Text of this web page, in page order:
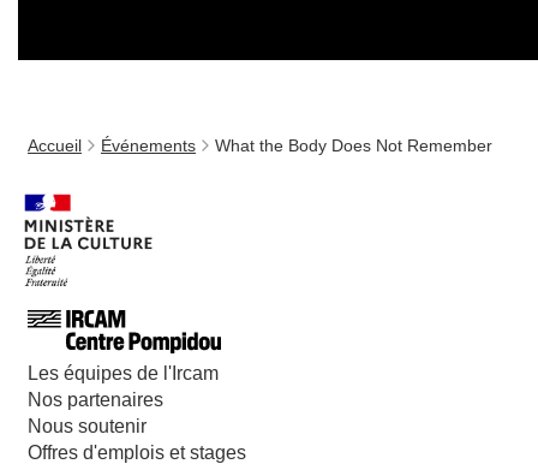
Accueil Événements What the Body Does Not Remember
Les équipes de l'Ircam
Nos partenaires
Nous soutenir
Offres d'emplois et stages